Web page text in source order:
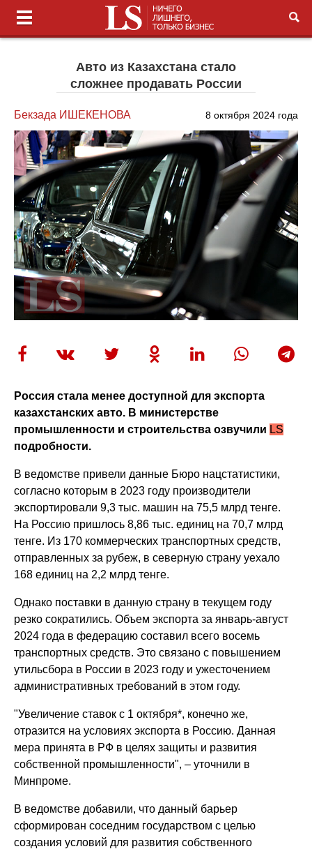
Авто из Казахстана стало
сложнее продавать России
Бекзада ИШЕКЕНОВА 8 октября 2024 года
Россия стала менее доступной для экспорта
казахстанских авто. В министерстве
промышленности и строительства озвучили LS
подробности.
В ведомстве привели данные Бюро нацстатистики,
согласно которым в 2023 году производители
экспортировали 9,3 тыс. машин на 75,5 млрд тенге.
На Россию пришлось 8,86 тыс. единиц на 70,7 млрд
тенге. Из 170 коммерческих транспортных средств,
отправленных за рубеж, в северную страну уехало
168 единиц на 2,2 млрд тенге.
Однако поставки в данную страну в текущем году
резко сократились. Объем экспорта за январь-август
2024 года в федерацию составил всего восемь
транспортных средств. Это связано с повышением
утильсбора в России в 2023 году и ужесточением
административных требований в этом году.
"Увеличение ставок с 1 октября*, конечно же,
отразится на условиях экспорта в Россию. Данная
мера принята в РФ в целях защиты и развития
собственной промышленности", – уточнили в
Минпроме.
В ведомстве добавили, что данный барьер
сформирован соседним государством с целью
создания условий для развития собственного